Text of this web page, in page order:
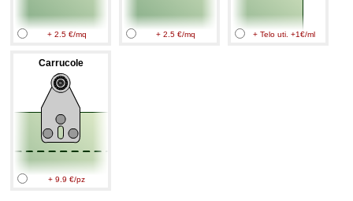
+ 2.5 €/mq + 2.5 €/mq + Telo uti. +1€/ml
Carrucole
+ 9.9 €/pz